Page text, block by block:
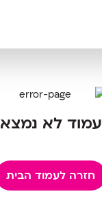
עמוד לא נמצא
חזרה לעמוד הבית